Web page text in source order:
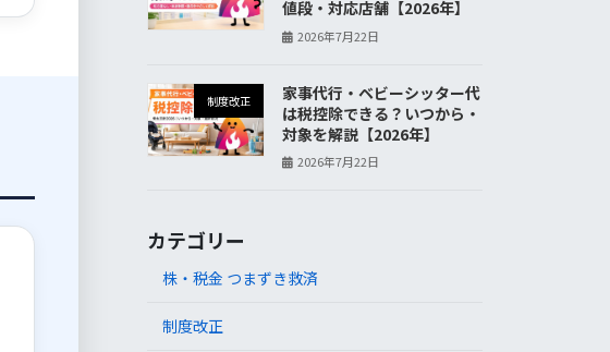
値段・対応店舗【2026年】
2026年7月22日
制度改正
家事代行・ベビーシッター代
は税控除できる？いつから・
対象を解説【2026年】
2026年7月22日
カテゴリー
株・税金 つまずき救済
制度改正